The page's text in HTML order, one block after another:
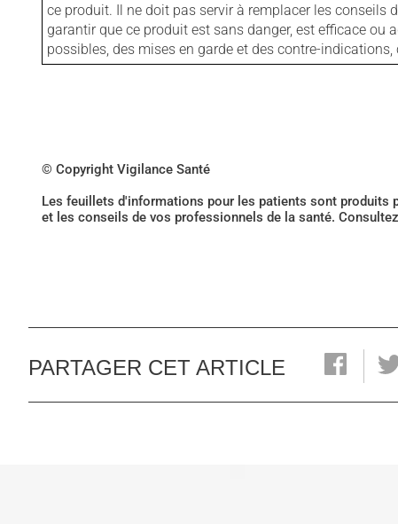
ce produit. Il ne doit pas servir à remplacer les conseils
garantir que ce produit est sans danger, est efficace
possibles, des mises en garde et des contre-
© Copyright Vigilance Santé
Les feuillets d'informations pour les patients sont produits
et les conseils de vos professionnels de la santé.
PARTAGER CET ARTICLE